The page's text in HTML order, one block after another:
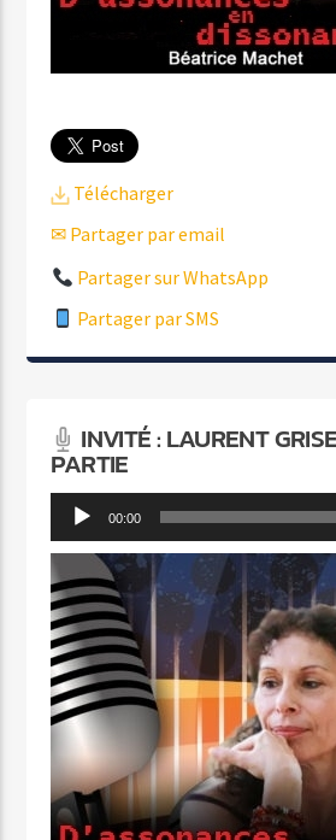
Télécharger
✉ Partager par email
Partager sur WhatsApp
Partager par SMS
INVITÉ : LAURENT
PARTIE
Lecteur
audio
00:00